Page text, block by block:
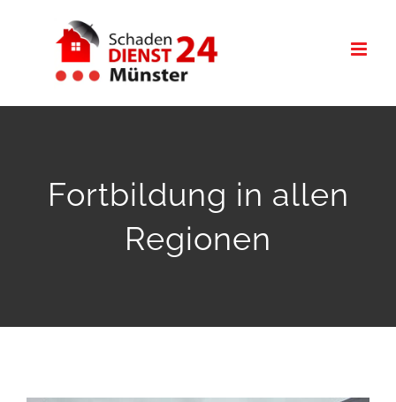
Fortbildung in allen
Regionen